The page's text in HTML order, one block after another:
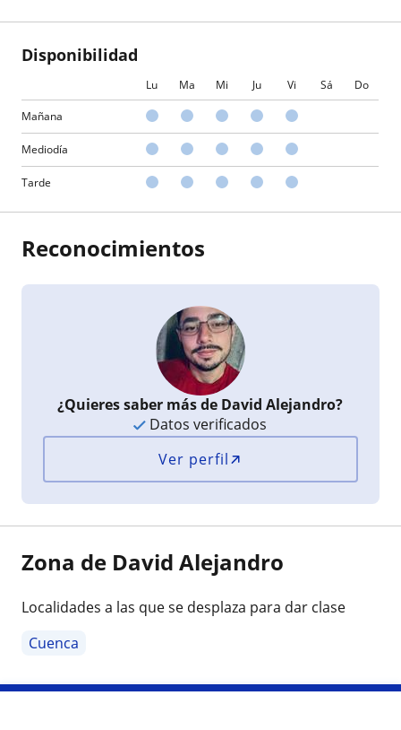
Disponibilidad
Lu Ma Mi Ju Vi Sá Do
Mañana
Mediodía
Tarde
Reconocimientos
¿Quieres saber más de David Alejandro?
Datos verificados
Ver perfil
Zona de David Alejandro
Localidades a las que se desplaza para dar clase
Cuenca